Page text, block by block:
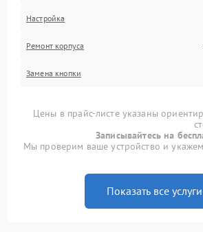
Настройка
Ремонт корпуса
Замена кнопки
Цены в прайс-листе указаны
Записывайтесь на
Мы проверим ваше устройство и
Показать все услуги